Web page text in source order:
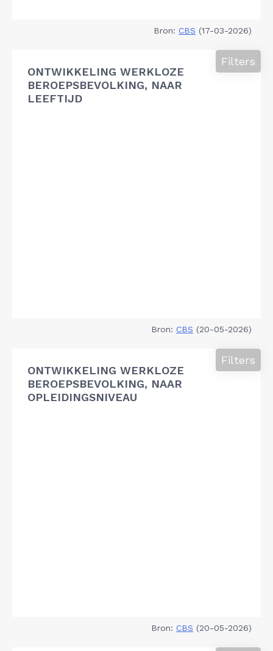
Bron: CBS (17-03-2026)
ONTWIKKELING WERKLOZE
BEROEPSBEVOLKING, NAAR
LEEFTIJD
Filters
Bron: CBS (20-05-2026)
ONTWIKKELING WERKLOZE
BEROEPSBEVOLKING, NAAR
OPLEIDINGSNIVEAU
Filters
Bron: CBS (20-05-2026)